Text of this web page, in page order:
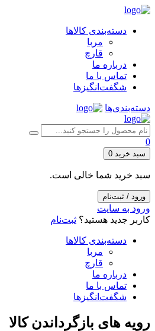
دسته‌بندی کالاها
مربا
قارچ
درباره ما
تماس با ما
شگفت‌انگیزها
دسته‌بندی‌ها
0
سبد خرید 0
سبد خرید شما خالی است.
ورود / ثبت‌نام
ورود به سایت
کاربر جدید هستید؟ ثبت‌نام
دسته‌بندی کالاها
مربا
قارچ
درباره ما
تماس با ما
شگفت‌انگیزها
رویه های بازگرداندن کالا